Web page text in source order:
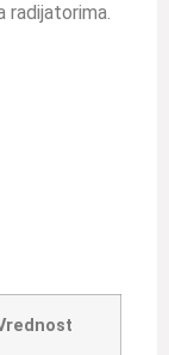
radijatorima.